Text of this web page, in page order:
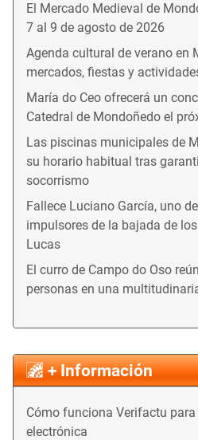
El Mercado Medieval de
7 al 9 de agosto de 2026
Agenda cultural de verano en
mercados, fiestas y
María do Ceo ofrecerá un
Catedral de Mondoñedo el
Las piscinas municipales de
su horario habitual tras
socorrismo
Fallece Luciano García, uno
impulsores de la bajada de
Lucas
El curro de Campo do Oso
personas en una
+ Información
Cómo funciona Verifactu
electrónica